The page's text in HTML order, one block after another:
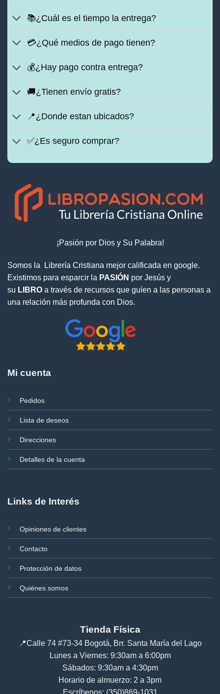
📚¿Cuál es el tiempo la entrega?
💳¿Qué medios de pago tienen?
💰¿Hay pago contra entrega?
🚚¿Tienen envío gratis?
📍¿Donde estan ubicados?
✅¿Es seguro comprar?
¡Pasión por Dios y Su Palabra!
Somos la Librería Cristiana mejor calificada en google.
Existimos para esparcir la PASIÓN por Jesús y
su LIBRO a través de recursos que guíen a las personas a
una relación más profunda con Dios.
Mi cuenta
Pedidos
Lista de deseos
Direcciones
Detalles de la cuenta
Links de Interés
Opiniones de clientes
Contacto
Protección de datos
Quiénes somos
Tienda Física
📍Calle 74 #73-34 Bogotá, Brr. Santa María del Lago
Lunes a Viernes: 9:30am a 6:00pm
Sábados: 9:30am a 4:30pm
Horario de almuerzo: 2 a 3pm